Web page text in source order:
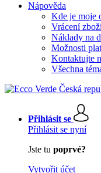
Nápověda
Kde je moje
Vrácení
Náklady na
Možnosti
Kontaktujte
Všechna
Přihlásit se
Přihlásit se nyní
Jste tu poprvé?
Vytvořit účet